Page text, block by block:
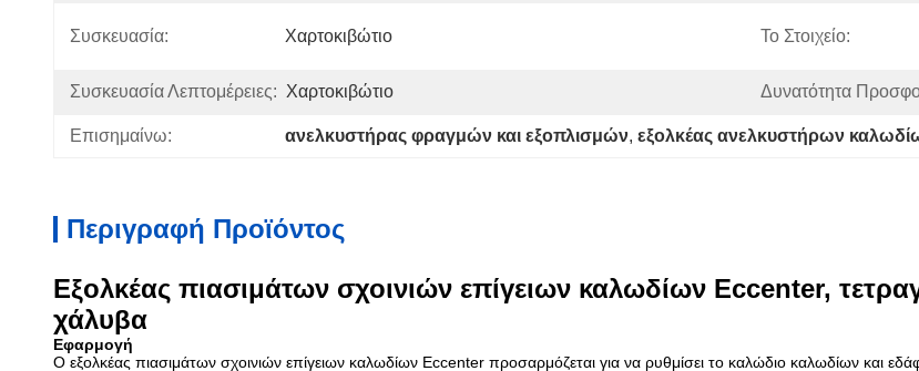
Συσκευασία: Χαρτοκιβώτιο Το Στοιχείο:
Συσκευασία Λεπτομέρειες: Χαρτοκιβώτιο Δυνατότητα
Επισημαίνω: ανελκυστήρας φραγμών και εξοπλισμών, εξολκέας ανελκυστήρων
Περιγραφή Προϊόντος
Εξολκέας πιασιμάτων σχοινιών επίγειων καλωδίων Eccenter,
χάλυβα
Εφαρμογή
Ο εξολκέας πιασιμάτων σχοινιών επίγειων καλωδίων Eccenter προσαρμόζεται για να ρυθμίσει το καλώδιο καλωδίων και